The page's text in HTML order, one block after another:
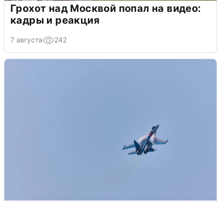
Грохот над Москвой попал на видео:
кадры и реакция
7 августа 242